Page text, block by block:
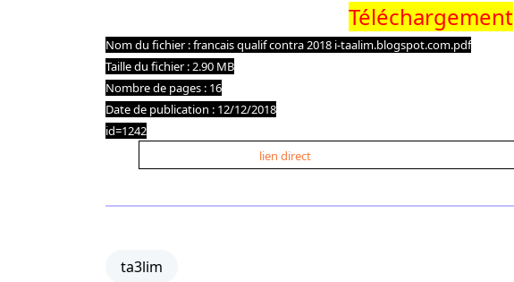
Téléchargement
Nom du fichier : francais qualif contra 2018 i-taalim.blogspot.com.pdf
Taille du fichier : 2.90 MB
Nombre de pages : 16
Date de publication : 12/12/2018
id=1242
lien direct
ta3lim